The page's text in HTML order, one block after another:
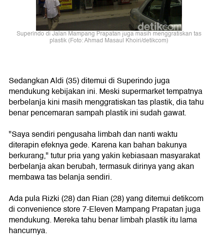
Superindo di Jalan Mampang Prapatan juga masih menggratiskan tas
plastik (Foto: Ahmad Masaul Khoiri/detikcom)
Sedangkan Aldi (35) ditemui di Superindo juga
mendukung kebijakan ini. Meski supermarket tempatnya
berbelanja kini masih menggratiskan tas plastik, dia tahu
benar pencemaran sampah plastik ini sudah gawat.
"Saya sendiri pengusaha limbah dan nanti waktu
diterapin efeknya gede. Karena kan bahan bakunya
berkurang," tutur pria yang yakin kebiasaan masyarakat
berbelanja akan berubah, termasuk dirinya yang akan
membawa tas belanja sendiri.
Ada pula Rizki (28) dan Rian (28) yang ditemui detikcom
di convenience store 7-Eleven Mampang Prapatan juga
mendukung. Mereka tahu benar limbah plastik itu lama
hancurnya.